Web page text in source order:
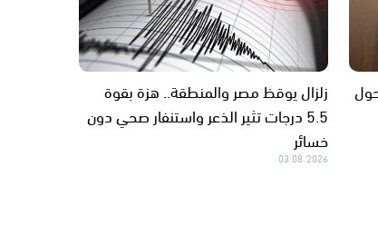
زلزال يوقظ مصر والمنطقة.. هزة بقوة
5.5 درجات تثير الذعر واستنفار صحي دون
خسائر
03.08.2026